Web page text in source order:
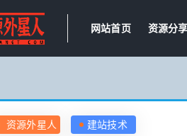
网站首页 资源分享
资源外星人 建站技术